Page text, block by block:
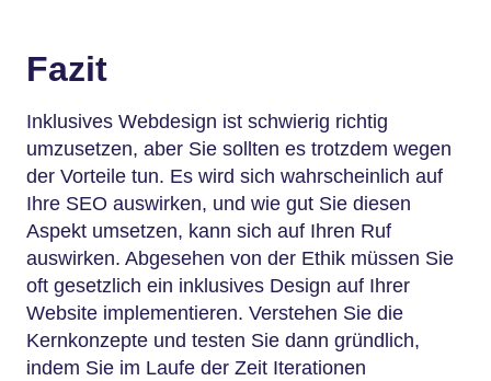
Fazit
Inklusives Webdesign ist schwierig richtig
umzusetzen, aber Sie sollten es trotzdem wegen
der Vorteile tun. Es wird sich wahrscheinlich auf
Ihre SEO auswirken, und wie gut Sie diesen
Aspekt umsetzen, kann sich auf Ihren Ruf
auswirken. Abgesehen von der Ethik müssen Sie
oft gesetzlich ein inklusives Design auf Ihrer
Website implementieren. Verstehen Sie die
Kernkonzepte und testen Sie dann gründlich,
indem Sie im Laufe der Zeit Iterationen